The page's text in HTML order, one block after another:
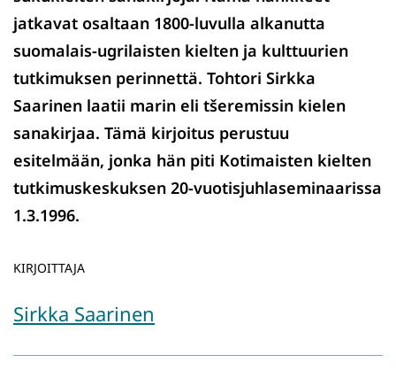
jatkavat osaltaan 1800-luvulla alkanutta
suomalais-ugrilaisten kielten ja kulttuurien
tutkimuksen perinnettä. Tohtori Sirkka
Saarinen laatii marin eli tšeremissin kielen
sanakirjaa. Tämä kirjoitus perustuu
esitelmään, jonka hän piti Kotimaisten kielten
tutkimuskeskuksen 20-vuotisjuhlaseminaarissa
1.3.1996.
KIRJOITTAJA
Sirkka Saarinen